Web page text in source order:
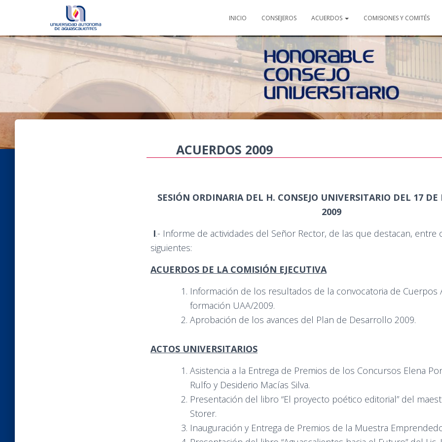
INICIO CONSEJEROS ACUERDOS COMISIONES Y COMITÉS
ACUERDOS 2009
SESIÓN ORDINARIA DEL H. CONSEJO UNIVERSITARIO DEL 17
2009
I.- Informe de actividades del Señor Rector, de las que destacan, entre
siguientes:
ACUERDOS DE LA COMISIÓN EJECUTIVA
Información de los resultados de la convocatoria de Cuerpos
formación UAA/2009.
Aprobación de los avances del Plan de Desarrollo 2009.
ACTOS UNIVERSITARIOS
Asistencia a la Entrega de Premios de los Concursos Elena
Rulfo y Desiderio Macías Silva.
Presentación del libro “El proyecto poético editorial” del
Storer.
Inauguración y Entrega de Premios de la Muestra